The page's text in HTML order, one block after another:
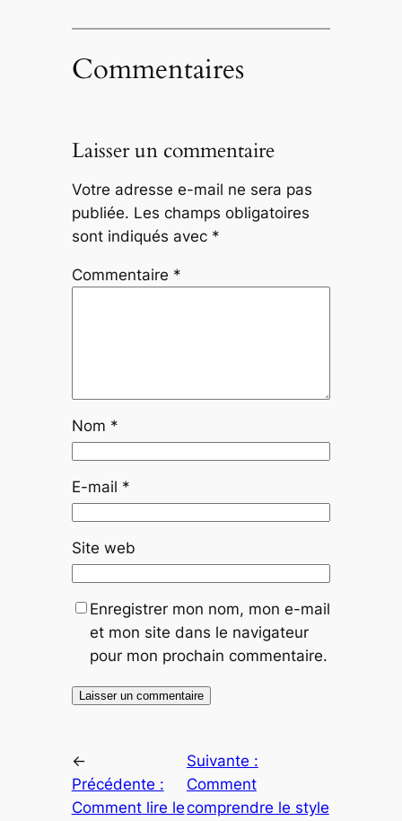
Commentaires
Laisser un commentaire
Votre adresse e-mail ne sera pas
publiée. Les champs obligatoires
sont indiqués avec *
Commentaire *
Nom *
E-mail *
Site web
Enregistrer mon nom, mon e-mail
et mon site dans le navigateur
pour mon prochain commentaire.
←
Précédente :
Comment lire le
Suivante :
Comment
comprendre le style